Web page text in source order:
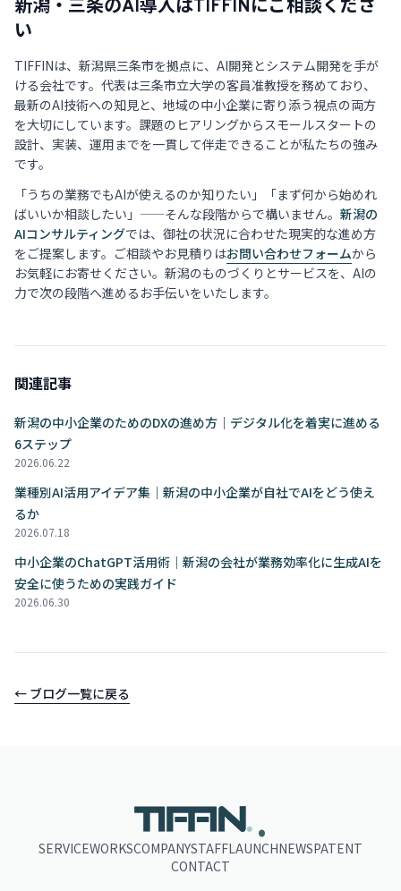
新潟・三条のAI導入はTIFFINにご相談くださ
い
TIFFINは、新潟県三条市を拠点に、AI開発とシステム開発を手が
ける会社です。代表は三条市立大学の客員准教授を務めており、
最新のAI技術への知見と、地域の中小企業に寄り添う視点の両方
を大切にしています。課題のヒアリングからスモールスタートの
設計、実装、運用までを一貫して伴走できることが私たちの強み
です。
「うちの業務でもAIが使えるのか知りたい」「まず何から始めれ
ばいいか相談したい」——そんな段階からで構いません。 新潟の
AIコンサルティングでは、御社の状況に合わせた現実的な進め方
をご提案します。ご相談やお見積りはお問い合わせフォームから
お気軽にお寄せください。新潟のものづくりとサービスを、AIの
力で次の段階へ進めるお手伝いをいたします。
関連記事
新潟の中小企業のためのDXの進め方｜デジタル化を着実に進める
6ステップ
2026.06.22
業種別AI活用アイデア集｜新潟の中小企業が自社でAIをどう使え
るか
2026.07.18
中小企業のChatGPT活用術｜新潟の会社が業務効率化に生成AIを
安全に使うための実践ガイド
2026.06.30
← ブログ一覧に戻る
.
SERVICEWORKSCOMPANYSTAFFLAUNCHNEWSPATENT
CONTACT